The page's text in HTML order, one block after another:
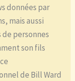
données par
mais aussi
personnes
son fils
de Bill Ward